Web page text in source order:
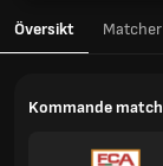
Översikt Matcher
Kommande match